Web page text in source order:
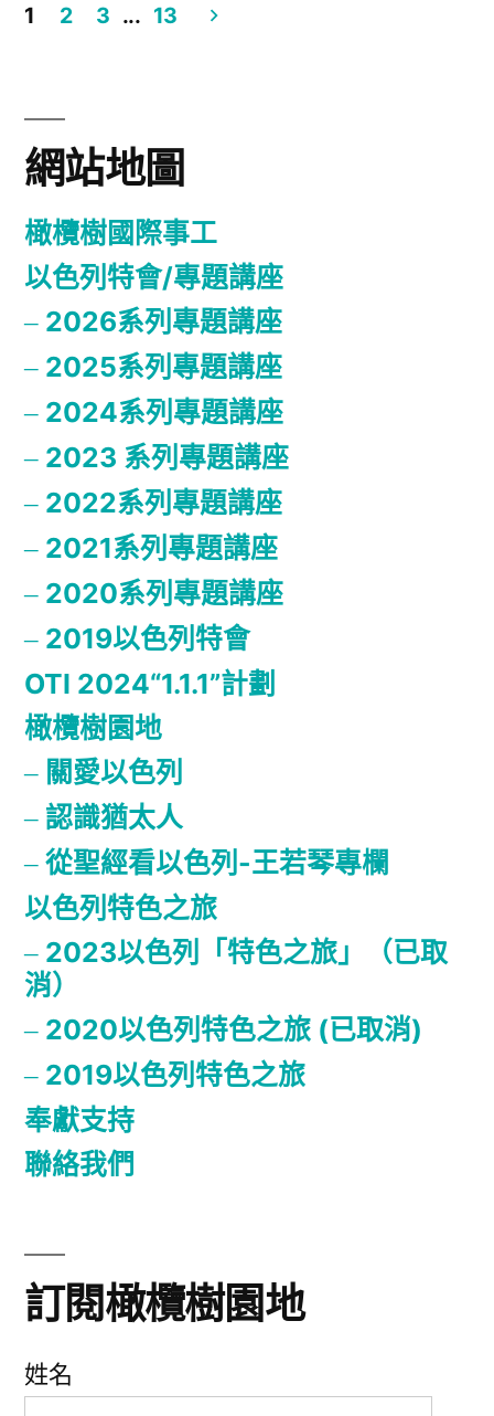
章
分
頁
1 2 3 ... 13
網站地圖
橄欖樹國際事工
以色列特會/專題講座
2026系列專題講座
2025系列專題講座
2024系列專題講座
2023 系列專題講座
2022系列專題講座
2021系列專題講座
2020系列專題講座
2019以色列特會
OTI 2024“1.1.1”計劃
橄欖樹園地
關愛以色列
認識猶太人
從聖經看以色列-王若琴專欄
以色列特色之旅
2023以色列「特色之旅」（已取
消）
2020以色列特色之旅 (已取消)
2019以色列特色之旅
奉獻支持
聯絡我們
訂閱橄欖樹園地
姓名